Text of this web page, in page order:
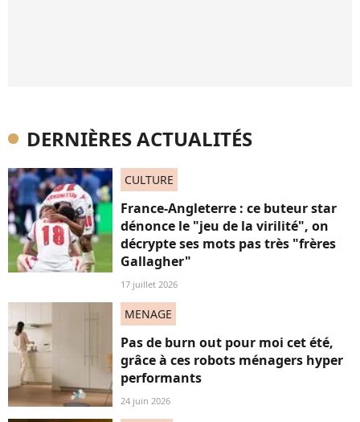
DERNIÈRES ACTUALITÉS
CULTURE
France-Angleterre : ce buteur star
dénonce le "jeu de la virilité", on
décrypte ses mots pas très "frères
Gallagher"
17 juillet 2026
MENAGE
Pas de burn out pour moi cet été,
grâce à ces robots ménagers hyper
performants
24 juin 2026